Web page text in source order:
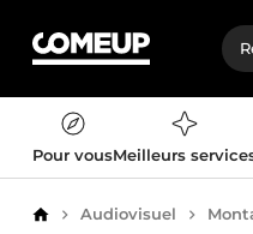
Pour vousMeilleurs
AccueilAudiovisuel